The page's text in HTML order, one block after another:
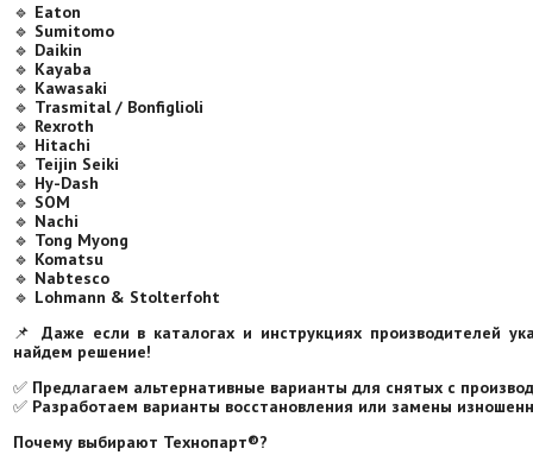
🔹 Eaton
🔹 Sumitomo
🔹 Daikin
🔹 Kayaba
🔹 Kawasaki
🔹 Trasmital / Bonfiglioli
🔹 Rexroth
🔹 Hitachi
🔹 Teijin Seiki
🔹 Hy-Dash
🔹 SOM
🔹 Nachi
🔹 Tong Myong
🔹 Komatsu
🔹 Nabtesco
🔹 Lohmann & Stolterfoht
📌 Даже если в каталогах и инструкциях производителей
найдем решение!
✅ Предлагаем альтернативные варианты для снятых с
✅ Разработаем варианты восстановления или замены
Почему выбирают Технопарт®?